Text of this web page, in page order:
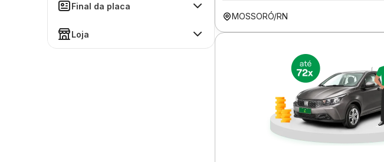
Final da placa
Loja
MOSSORÓ/RN